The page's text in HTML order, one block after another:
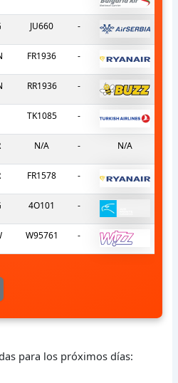
JU660 -
FR1936 -
RR1936 -
TK1085 -
N/A - N/A
FR1578 -
4O101 -
W95761 -
para los próximos días: